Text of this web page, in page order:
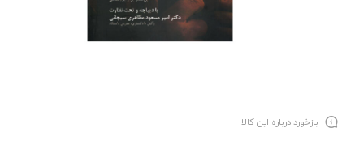
بازخورد درباره این کالا